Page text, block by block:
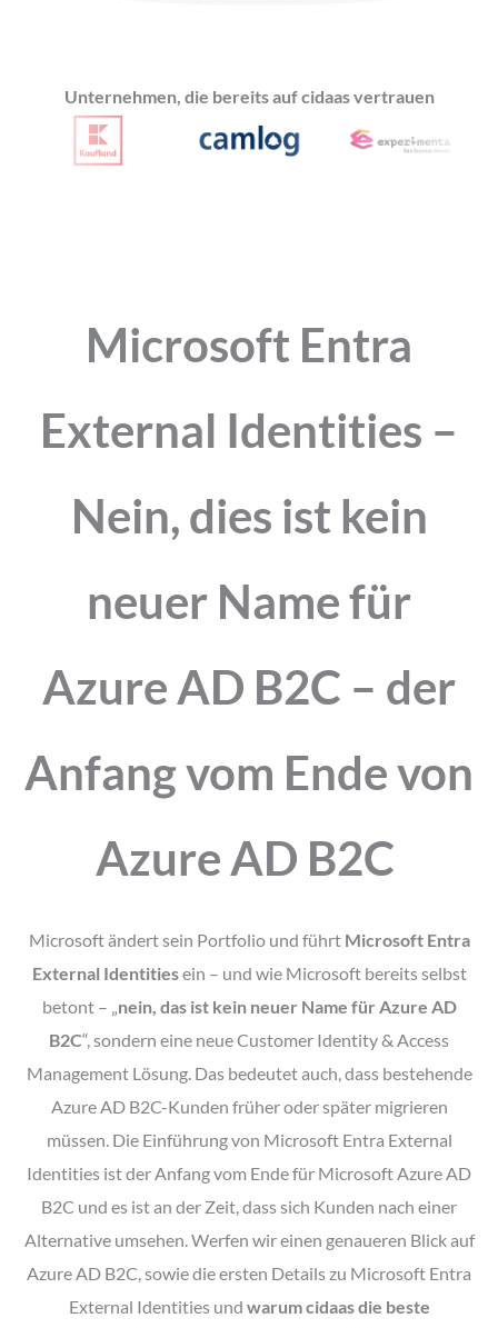
Unternehmen, die bereits auf cidaas vertrauen
Microsoft Entra
External Identities –
Nein, dies ist kein
neuer Name für
Azure AD B2C – der
Anfang vom Ende von
Azure AD B2C
Microsoft ändert sein Portfolio und führt Microsoft Entra
External Identitiesein – und wie Microsoft bereits selbst
betont – „nein, das ist kein neuer Name für Azure AD
B2C“, sondern eine neue Customer Identity & Access
Management Lösung. Das bedeutet auch, dass bestehende
Azure AD B2C-Kunden früher oder später migrieren
müssen. Die Einführung von Microsoft Entra External
Identities ist der Anfang vom Ende für Microsoft Azure AD
B2C und es ist an der Zeit, dass sich Kunden nach einer
Alternative umsehen. Werfen wir einen genaueren Blick auf
Azure AD B2C, sowie die ersten Details zu Microsoft Entra
External Identities und warum cidaas die beste